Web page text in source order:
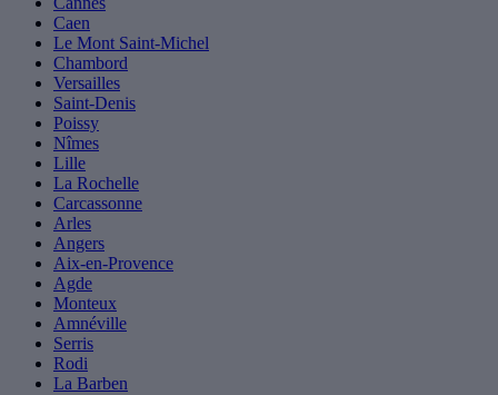
Caen
Le Mont Saint-Michel
Chambord
Versailles
Saint-Denis
Poissy
Nîmes
Lille
La Rochelle
Carcassonne
Arles
Angers
Aix-en-Provence
Agde
Monteux
Amnéville
Serris
Rodi
La Barben